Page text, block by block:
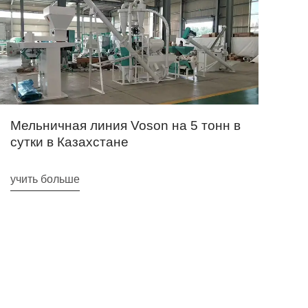
Мельничная линия Voson на 5 тонн в
сутки в Казахстане
учить больше